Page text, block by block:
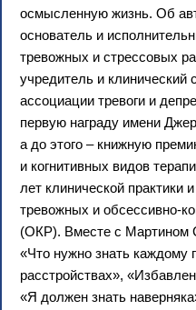
осмысленную жизнь. Об
основатель и
тревожных и стрессовых
учредитель и клинический
ассоциации тревоги и
первую награду имени
а до этого – книжную
и когнитивных видов
лет клинической практики
тревожных и обсессивно-
(ОКР). Вместе с Мартином
«Что нужно знать каждому
расстройствах»,
«Я должен знать